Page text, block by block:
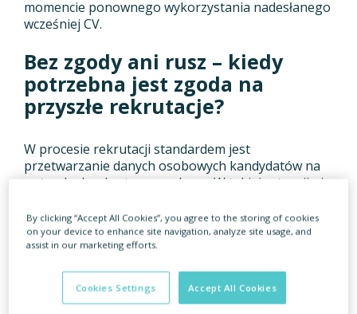
momencie ponownego wykorzystania nadesłanego
wcześniej CV.
Bez zgody ani rusz – kiedy
potrzebna jest zgoda na
przyszłe rekrutacje?
W procesie rekrutacji standardem jest
przetwarzanie danych osobowych kandydatów na
potrzeby konkretnego naboru. W takiej sytuacji nie
przetwarzania jest Kodeks pracy oraz działania
zmierzające do zawarcia umowy. Problem pojawia
się wtedy, gdy pracodawca chce wykorzystać
rekrutacjach.
By clicking “Accept All Cookies”, you agree to the storing of cookies
on your device to enhance site navigation, analyze site usage, and
assist in our marketing efforts.
Accept All Cookies
Cookies Settings